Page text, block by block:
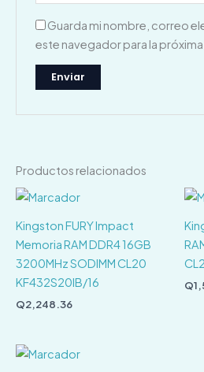
Guarda mi nombre, correo
este navegador para la
Productos relacionados
Kingston FURY Impact
Memoria RAM DDR4 16GB
3200MHz SODIMM CL20
KF432S20IB/16
Q2,248.36
Q